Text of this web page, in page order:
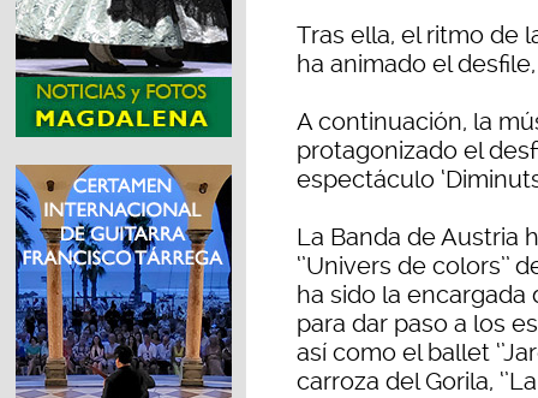
Tras ella, el ritmo de
ha animado el
A continuación, la
protagonizado el
espectáculo
La Banda de Austria
‘’Univers de
ha sido la
para dar paso a los
así como el ballet
carroza del Gorila, ‘’La